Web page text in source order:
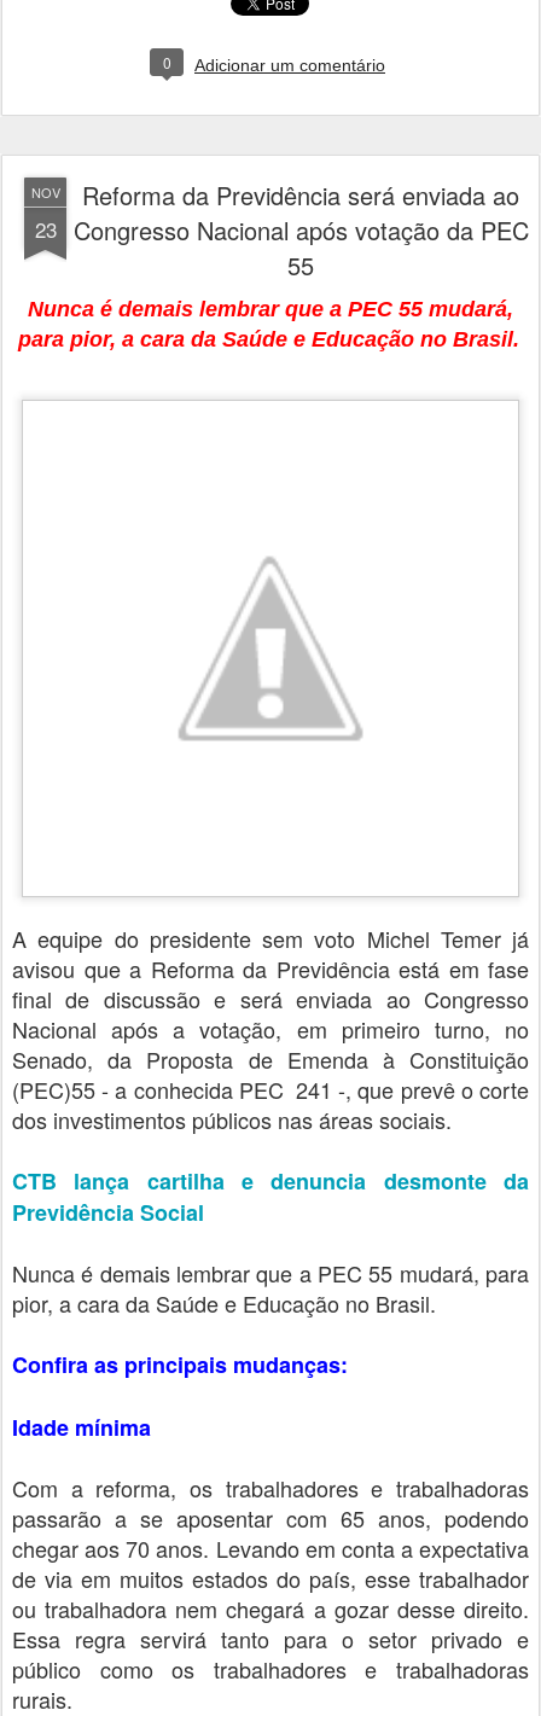
0 Adicionar um comentário
NOV
23
Reforma da Previdência será enviada ao
Congresso Nacional após votação da PEC
55
Nunca é demais lembrar que a PEC 55 mudará,
para pior, a cara da Saúde e Educação no Brasil.
A equipe do presidente sem voto Michel Temer já
avisou que a Reforma da Previdência está em fase
final de discussão e será enviada ao Congresso
Nacional após a votação, em primeiro turno, no
Senado, da Proposta de Emenda à Constituição
(PEC)55 - a conhecida PEC 241 -, que prevê o corte
dos investimentos públicos nas áreas sociais.
CTB lança cartilha e denuncia desmonte da
Previdência Social
Nunca é demais lembrar que a PEC 55 mudará, para
pior, a cara da Saúde e Educação no Brasil.
Confira as principais mudanças:
Idade mínima
Com a reforma, os trabalhadores e trabalhadoras
passarão a se aposentar com 65 anos, podendo
chegar aos 70 anos. Levando em conta a expectativa
de via em muitos estados do país, esse trabalhador
ou trabalhadora nem chegará a gozar desse direito.
Essa regra servirá tanto para o setor privado e
público como os trabalhadores e trabalhadoras
rurais.